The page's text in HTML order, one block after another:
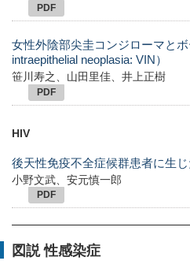
PDF
女性外陰部尖圭コンジローマと
intraepithelial neoplasia: VIN）
笹川寿之、山田里佳、井上正樹
PDF
HIV
後天性免疫不全症候群患者に生
小野文武、安元慎一郎
PDF
図説 性感染症